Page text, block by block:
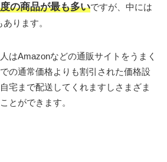
の商品が最も多いですが、中には
ります。
はAmazonなどの通販サイトをうまく
の通常価格よりも割引された価格設
宅まで配送してくれますしさまざま
とができます。